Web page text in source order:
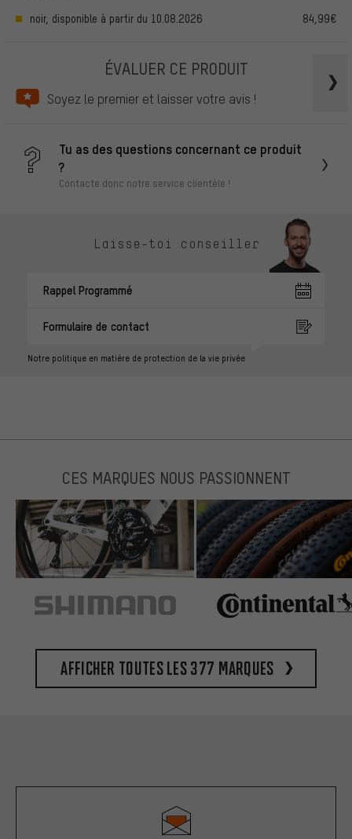
noir, disponible à partir du 10.08.2026 84,99€
ÉVALUER CE PRODUIT
Soyez le premier et laisser votre avis !
Tu as des questions concernant ce produit
?
Contacte donc notre service clientèle !
Laisse-toi conseiller
Rappel Programmé
Formulaire de contact
Notre politique en matière de protection de la vie privée
CES MARQUES NOUS PASSIONNENT
Afficher toutes les 377 marques